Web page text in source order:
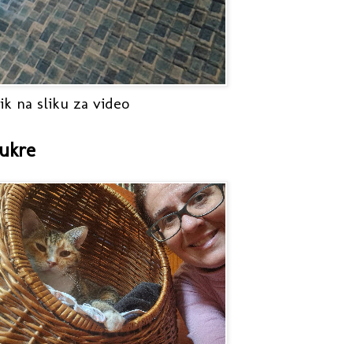
na sliku za video